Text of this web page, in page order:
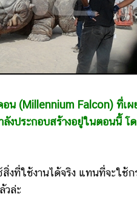
น (Millennium Falcon) ที่เ
ประกอบสร้างอยู่ในตอนนี้ โด
ที่ใช้งานได้จริง แทนที่จะใช้
วล่ะ